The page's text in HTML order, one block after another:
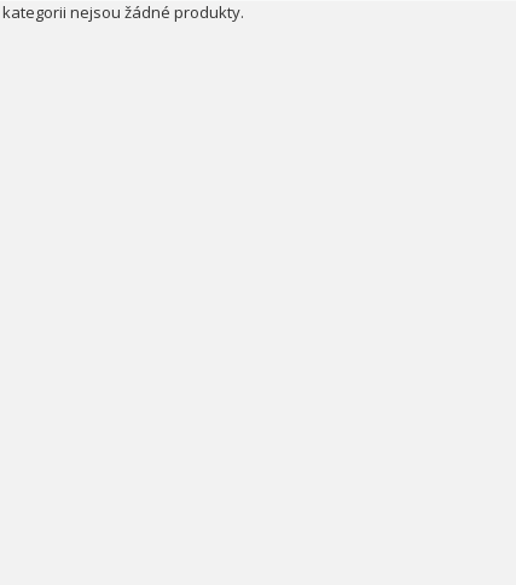
kategorii nejsou žádné produkty.